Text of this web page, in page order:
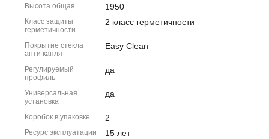
Высота общая 1950
Класс защиты
герметичности
2 класс герметичности
Покрытие стекла
анти капля
Easy Clean
Регулируемый
профиль
да
Универсальная
установка
да
Коробок в упаковке 2
Ресурс эксплуатации 15 лет